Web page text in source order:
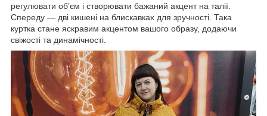
регулювати об’єм і створювати бажаний акцент на талії.
Спереду — дві кишені на блискавках для зручності. Така
куртка стане яскравим акцентом вашого образу, додаючи
свіжості та динамічності.